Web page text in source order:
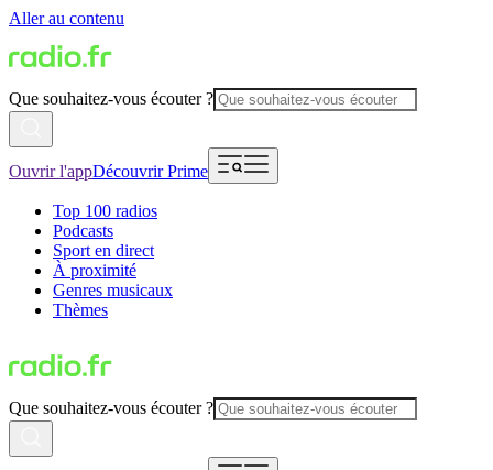
Aller au contenu
Que souhaitez-vous écouter ?
Ouvrir l'appDécouvrir Prime
Top 100 radios
Podcasts
Sport en direct
À proximité
Genres musicaux
Thèmes
Que souhaitez-vous écouter ?